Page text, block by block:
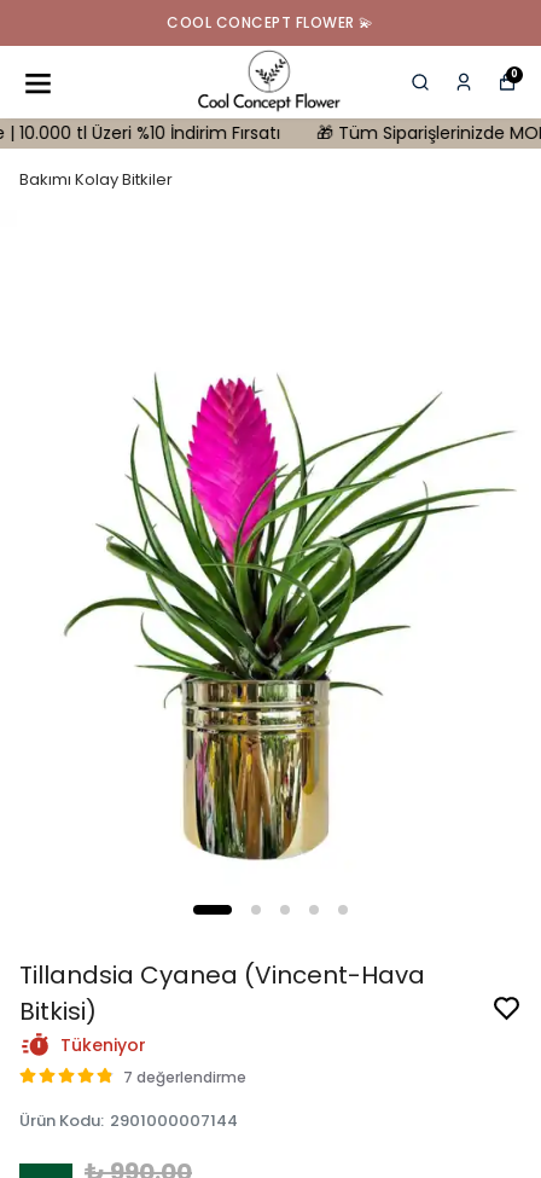
COOL CONCEPT FLOWER 💫
0
tl Üzeri %10 İndirim Fırsatı 🎁 Tüm Siparişlerinizde
Bakımı Kolay Bitkiler
Tillandsia Cyanea (Vincent-Hava
Bitkisi)
Tükeniyor
7 değerlendirme
Ürün Kodu: 2901000007144